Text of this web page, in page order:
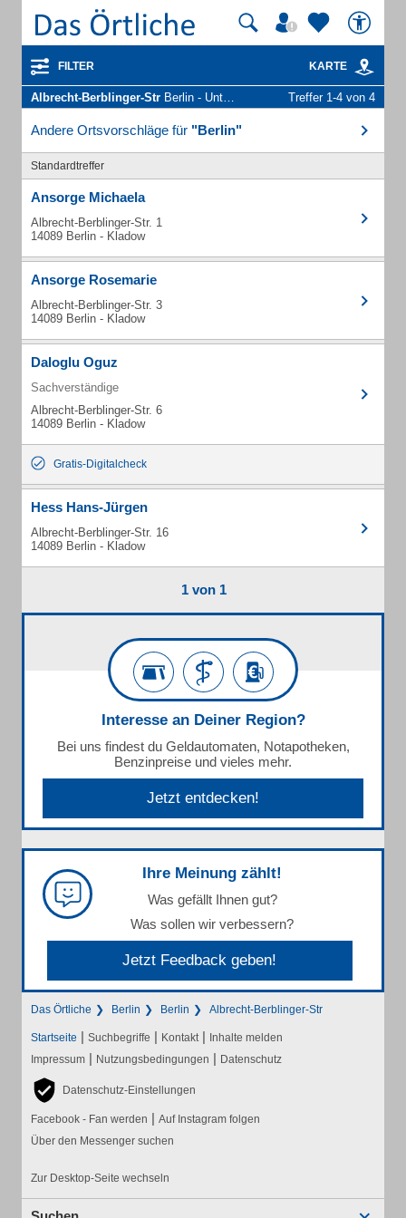
FILTER KARTE
Albrecht-Berblinger-Str Berlin - Unternehmen und Personen Treffer 1-4 von 4
Andere Ortsvorschläge für "Berlin"
Standardtreffer
Ansorge Michaela
Albrecht-Berblinger-Str. 1
14089 Berlin - Kladow
Ansorge Rosemarie
Albrecht-Berblinger-Str. 3
14089 Berlin - Kladow
Daloglu Oguz
Sachverständige
Albrecht-Berblinger-Str. 6
14089 Berlin - Kladow
Gratis-Digitalcheck
Hess Hans-Jürgen
Albrecht-Berblinger-Str. 16
14089 Berlin - Kladow
1 von 1
Interesse an Deiner Region?
Bei uns findest du Geldautomaten, Notapotheken,
Benzinpreise und vieles mehr.
Jetzt entdecken!
Ihre Meinung zählt!
Was gefällt Ihnen gut?
Was sollen wir verbessern?
Jetzt Feedback geben!
Das Örtliche Berlin Berlin Albrecht-Berblinger-Str
Startseite | Suchbegriffe | Kontakt | Inhalte melden
Impressum | Nutzungsbedingungen | Datenschutz
Datenschutz-Einstellungen
Facebook - Fan werden | Auf Instagram folgen
Über den Messenger suchen
Zur Desktop-Seite wechseln